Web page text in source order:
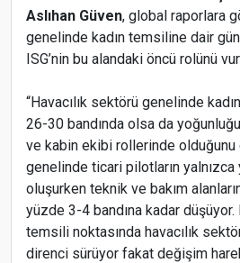
Aslıhan Güven, global raporlara
genelinde kadın temsiline dair
ISG’nin bu alandaki öncü rolünü
“Havacılık sektörü genelinde
26-30 bandında olsa da
ve kabin ekibi rollerinde
genelinde ticari pilotların yalnızca
oluşurken teknik ve bakım
yüzde 3-4 bandına kadar
temsili noktasında havacılık
direnci sürüyor fakat değişim